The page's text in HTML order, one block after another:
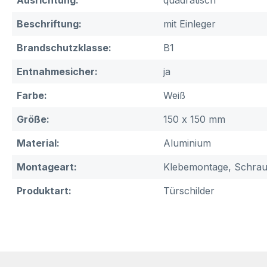
Beschriftung:
mit Einleger
Brandschutzklasse:
B1
Entnahmesicher:
ja
Farbe:
Weiß
Größe:
150 x 150 mm
Material:
Aluminium
Montageart:
Klebemontage,
Produktart:
Türschilder